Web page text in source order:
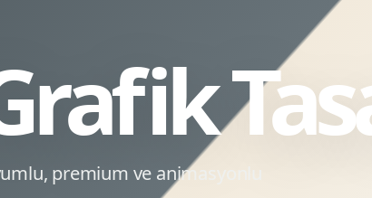
Kurumsal Dokuman Tasarimi
Ofis Ici Gorsel Kimlik
Kurumsal Katalog Tasarimi
premium ve animasyonlu